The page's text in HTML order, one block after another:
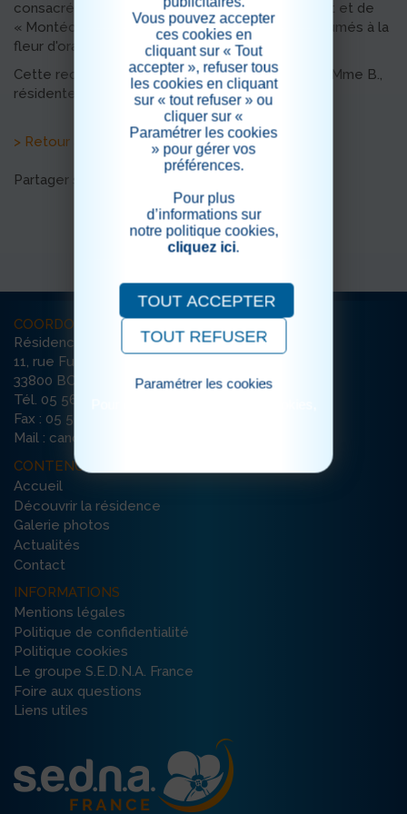
consacré à la fabrication d'une compote d'abricot et de
« Montécaos », biscuits d'origine espagnole parfumés à la
fleur d'oranger et à la cannelle.
Cette recette était autrefois confectionnée par Mme B.,
résidente de La Canopée.
> Retour aux actualités
Partager sur les réseaux sociaux
COORDONNÉES
Résidence La Canopée
11, rue Furtado
33800 BORDEAUX
Tél. 05 56 79 65 65
Fax : 05 56 79 35 74
Mail : canopee-bordeaux@ehpad-sedna.fr
CONTENU DU SITE
Accueil
Découvrir la résidence
Galerie photos
Actualités
Contact
INFORMATIONS
Mentions légales
Politique de confidentialité
Politique cookies
Le groupe S.E.D.N.A. France
Foire aux questions
Liens utiles
Vous pouvez accepter
ces cookies en
cliquant sur « Tout
accepter », refuser tous
les cookies en cliquant
sur « tout refuser » ou
cliquer sur «
Paramétrer les cookies
» pour gérer vos
préférences.
Pour plus
d’informations sur
notre politique cookies,
cliquez ici.
TOUT ACCEPTER
TOUT REFUSER
Paramétrer les cookies